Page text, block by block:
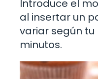
Introduce el
al insertar un
variar según
minutos.